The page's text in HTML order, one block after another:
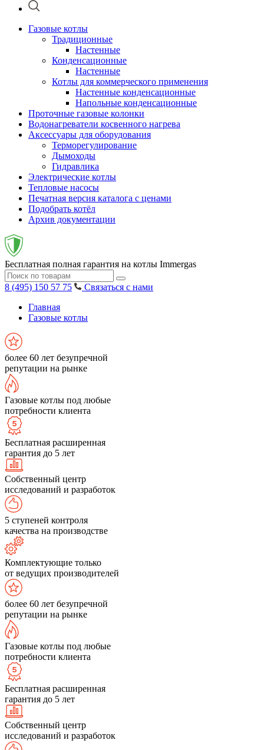
Газовые котлы
Традиционные
Настенные
Конденсационные
Настенные
Котлы для коммерческого применения
Настенные конденсационные
Напольные конденсационные
Проточные газовые колонки
Водонагреватели косвенного нагрева
Аксессуары для оборудования
Терморегулирование
Дымоходы
Гидравлика
Электрические котлы
Тепловые насосы
Печатная версия каталога с ценами
Подобрать котёл
Архив документации
Бесплатная полная гарантия на котлы Immergas
8 (495) 150 57 75
Связаться с нами
Главная
Газовые котлы
более 60 лет безупречной
репутации на рынке
Газовые котлы под любые
потребности клиента
Бесплатная расширенная
гарантия до 5 лет
Собственный центр
исследований и разработок
5 ступеней контроля
качества на производстве
Комплектующие только
от ведущих производителей
более 60 лет безупречной
репутации на рынке
Газовые котлы под любые
потребности клиента
Бесплатная расширенная
гарантия до 5 лет
Собственный центр
исследований и разработок